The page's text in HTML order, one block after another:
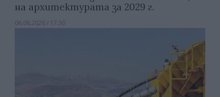
на архитектурата за 2029 г.
06.08.2026 / 17:30